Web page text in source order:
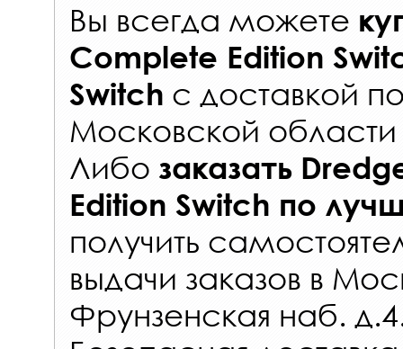
Вы всегда можете
Complete Edition
Switch с доставкой
Московской
Либо заказать
Edition Switch по
получить
выдачи заказов в
Фрунзенская наб.